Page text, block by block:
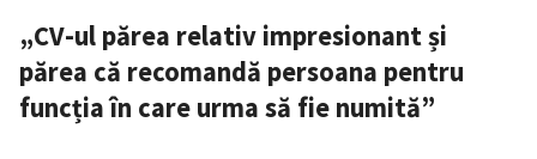
„CV-ul părea relativ impresionant și
părea că recomandă persoana pentru
funcția în care urma să fie numită”